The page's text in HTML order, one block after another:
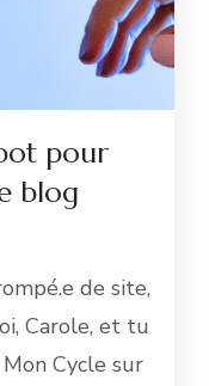
pour
blog
de site,
Carole, et tu
Cycle sur